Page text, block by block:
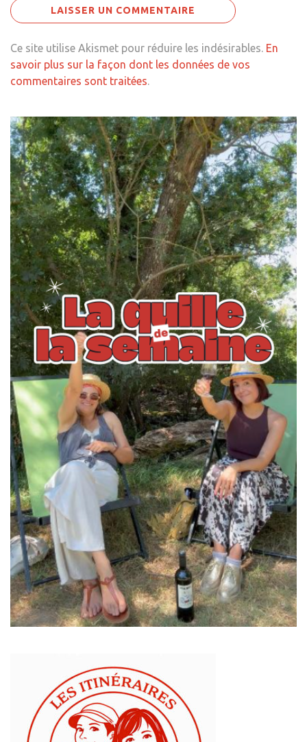
Ce site utilise Akismet pour réduire les indésirables. En
savoir plus sur la façon dont les données de vos
commentaires sont traitées.